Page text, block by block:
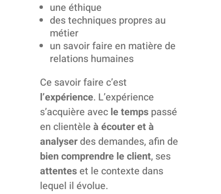
une éthique
des techniques propres au
métier
un savoir faire en matière de
relations humaines
Ce savoir faire c’est
l’expérience. L’expérience
s’acquière avec le tempspassé
en clientèle à écouter et à
analyserdes demandes, afin de
bien comprendre le client, ses
attenteset le contexte dans
lequel il évolue.